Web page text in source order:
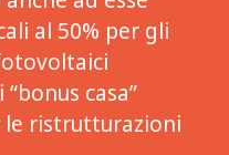
al 50% per gli
casa”
le ristrutturazioni